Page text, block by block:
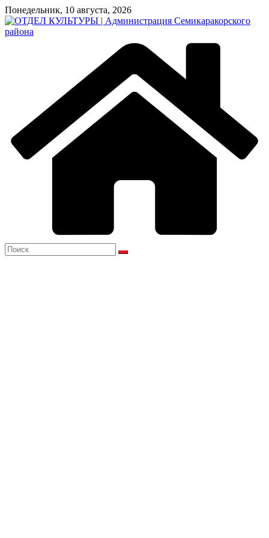
Перейти
к
содержимому
Понедельник, 10 августа, 2026